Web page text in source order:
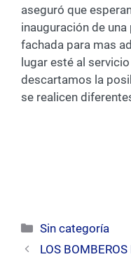
aseguró que
inauguración de
fachada para mas
lugar esté al
descartamos la
se realicen
Categorías
Sin categoría
LOS